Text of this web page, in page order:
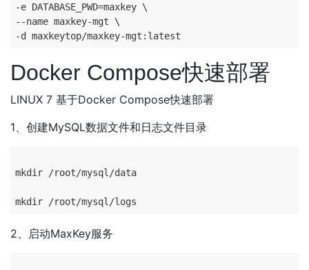
-e DATABASE_PWD=maxkey \
--name maxkey-mgt \
Docker Compose快速部署
LINUX 7 基于Docker Compose快速部署
1、创建MySQL数据文件和日志文件目录
mkdir /root/mysql/data
2、启动MaxKey服务